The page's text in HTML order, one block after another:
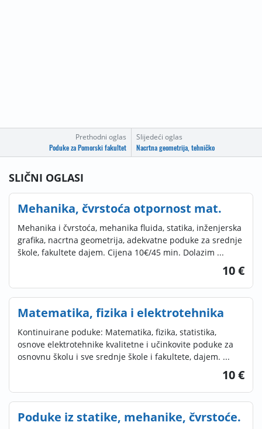
Prethodni oglas
Poduke za Pomorski fakultet
Slijedeći oglas
Nacrtna geometrija, tehničko
SLIČNI OGLASI
Mehanika, čvrstoća otpornost mat.
Mehanika i čvrstoća, mehanika fluida, statika, inženjerska
grafika, nacrtna geometrija, adekvatne poduke za srednje
škole, fakultete dajem. Cijena 10€/45 min. Dolazim ...
10 €
Matematika, fizika i elektrotehnika
Kontinuirane poduke: Matematika, fizika, statistika,
osnove elektrotehnike kvalitetne i učinkovite poduke za
osnovnu školu i sve srednje škole i fakultete, dajem. ...
10 €
Poduke iz statike, mehanike, čvrstoće.